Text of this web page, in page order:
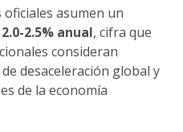
oficiales asumen un
2.0-2.5% anual, cifra que
consideran
desaceleración global y
de la economía